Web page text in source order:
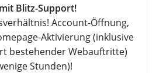
Blitz-Support!
Account-Öffnung,
Aktivierung (inklusive
bestehender Webauftritte)
Stunden)!